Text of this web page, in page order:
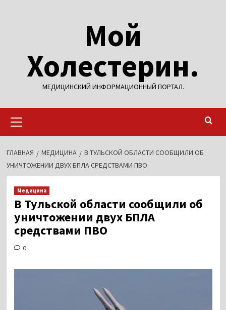
Мой
Холестерин.
МЕДИЦИНСКИЙ ИНФОРМАЦИОННЫЙ ПОРТАЛ.
меню
ГЛАВНАЯ МЕДИЦИНА
В ТУЛЬСКОЙ ОБЛАСТИ СООБЩИЛИ ОБ
УНИЧТОЖЕНИИ ДВУХ БПЛА СРЕДСТВАМИ ПВО
Медицина
В Тульской области сообщили об
уничтожении двух БПЛА
средствами ПВО
0